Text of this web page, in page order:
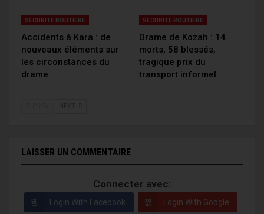
SÉCURITÉ ROUTIÈRE
Accidents à Kara : de
nouveaux éléments sur
les circonstances du
drame
SÉCURITÉ ROUTIÈRE
Drame de Kozah : 14
morts, 58 blessés,
tragique prix du
transport informel
LAISSER UN COMMENTAIRE
Connecter avec:
Login With Facebook Login With Google